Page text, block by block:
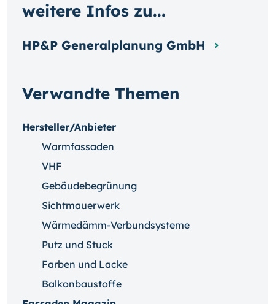
Verwandte Themen
Hersteller/Anbieter
Warmfassaden
VHF
Gebäudebegrünung
Sichtmauerwerk
Wärmedämm-Verbundsysteme
Putz und Stuck
Farben und Lacke
Balkonbaustoffe
weitere Infos zu...
HP&P Generalplanung GmbH